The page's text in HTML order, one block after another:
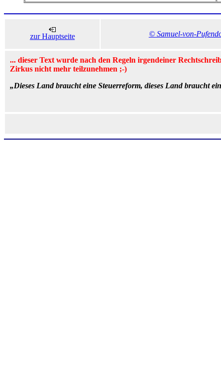
zur Hauptseite © Samuel-von-
... dieser Text wurde nach den Regeln irgendeiner
Zirkus nicht mehr teilzunehmen ;-)
„Dieses Land braucht eine Steuerreform, dieses Land braucht